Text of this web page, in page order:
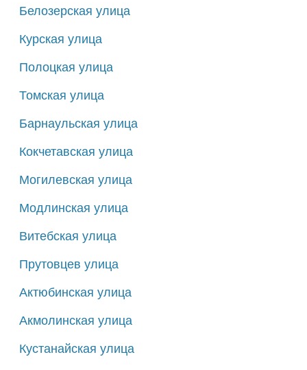
Белозерская улица
Курская улица
Полоцкая улица
Томская улица
Барнаульская улица
Кокчетавская улица
Могилевская улица
Модлинская улица
Витебская улица
Прутовцев улица
Актюбинская улица
Акмолинская улица
Кустанайская улица